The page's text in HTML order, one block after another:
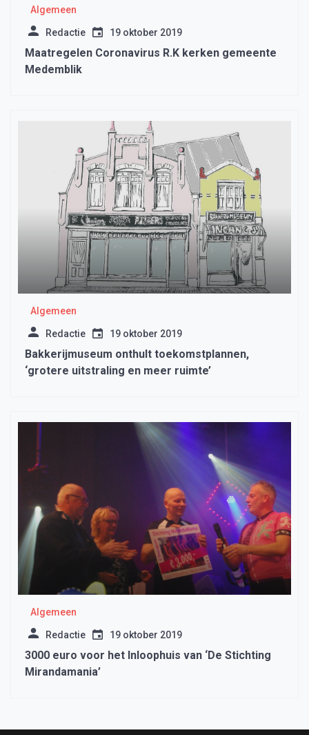
Algemeen
Redactie 19 oktober 2019
Maatregelen Coronavirus R.K kerken gemeente
Medemblik
Algemeen
Redactie 19 oktober 2019
Bakkerijmuseum onthult toekomstplannen,
‘grotere uitstraling en meer ruimte’
Algemeen
Redactie 19 oktober 2019
3000 euro voor het Inloophuis van ‘De Stichting
Mirandamania’